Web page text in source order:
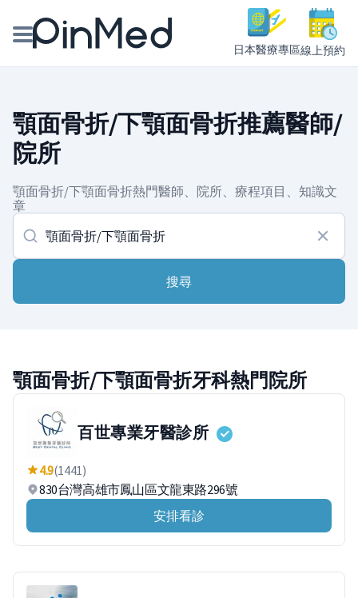
日本醫療專區線上預約
醫師專欄專訪
健康主題館
我是醫療人員
顎面骨折/下顎面骨折推薦醫師/
院所
顎面骨折/下顎面骨折熱門醫師、院所、療程項目、知識文
章
搜尋
顎面骨折/下顎面骨折牙科熱門院所
百世專業牙醫診所
4.9(1441)
830台灣高雄市鳳山區文龍東路296號
安排看診